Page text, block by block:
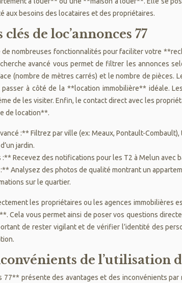
aux besoins des locataires et des propriétaires.
de loc’annonces 77
de nombreuses fonctionnalités pour faciliter votre
avancé vous permet de filtrer les annonces
(nombre de mètres carrés) et le nombre de
à côté de la **location immobilière** idéale.
de les visiter. Enfin, le contact direct avec les
de location**.
:** Filtrez par ville (ex: Meaux, Pontault-
jardin.
Recevez des notifications pour les T2 à Melun avec
Analysez des photos de qualité montrant un
sur le quartier.
les propriétaires ou les agences immobilières
Cela vous permet ainsi de poser vos questions
de rester vigilant et de vérifier l’identité des
de l’utilisation
77** présente des avantages et des inconvénients